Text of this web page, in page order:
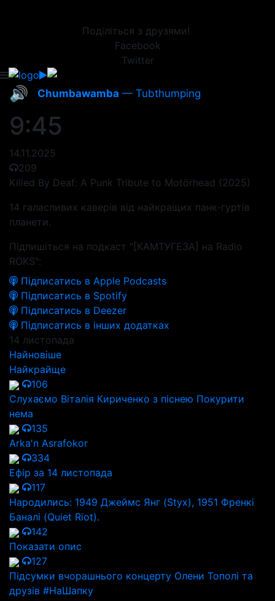
Поділіться з друзями!
Facebook
Twitter
🔊 Chumbawamba — Tubthumping
9:45
14.11.2025
209
Killed By Deaf: A Punk Tribute to Motörhead (2025)
14 галасливих каверів від найкращих панк-гуртів
планети.
Підпишіться на подкаст "[КАМТУГЕЗА] на Radio
ROKS":
Підписатись в Apple Podcasts
Підписатись в Spotify
Підписатись в Deezer
Підписатись в інших додатках
14 листопада
Найновіше
Найкрайще
106
Слухаємо Віталія Кириченко з піснею Покурити
нема
135
Arka'n Asrafokor
334
Ефір за 14 листопада
117
Народились: 1949 Джеймс Янг (Styx), 1951 Френкі
Баналі (Quiet Riot).
142
Показати опис
127
Підсумки вчорашнього концерту Олени Тополі та
друзів #НаШапку